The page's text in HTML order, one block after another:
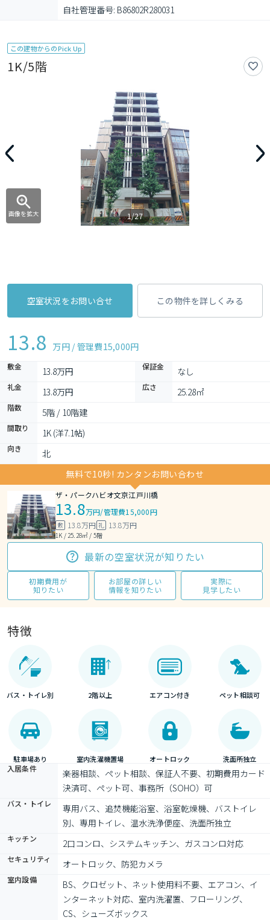
自社管理番号: B86802R280031
この建物からのPick Up
1K/5階
画像を拡大 1/27
空室状況をお問い合せ この物件を詳しくみる
13.8 万円 / 管理費15,000円
敷金 13.8万円 保証金 なし
礼金 13.8万円 広さ 25.28㎡
階数 5階 / 10階建
間取り 1K (洋7.1帖)
向き
北
無料で10秒! カンタンお問い合わせ
ザ・パークハビオ文京江戸川橋
13.8万円/管理費15,000円
敷 13.8万円 礼 13.8万円
1K / 25.28㎡ / 5階
最新の空室状況が知りたい
初期費用が
知りたい
お部屋の詳しい
情報を知りたい
実際に
見学したい
特徴
バス・トイレ別 2階以上 エアコン付き ペット相談可
駐車場あり 室内洗濯機置場 オートロック 洗面所独立
入居条件
楽器相談、ペット相談、保証人不要、初期費用カード
決済可、ペット可、事務所（SOHO）可
バス・トイレ
専用バス、追焚機能浴室、浴室乾燥機、バストイレ
別、専用トイレ、温水洗浄便座、洗面所独立
キッチン 2口コンロ、システムキッチン、ガスコンロ対応
セキュリティ オートロック、防犯カメラ
室内設備
BS、クロゼット、ネット使用料不要、エアコン、イ
ンターネット対応、室内洗濯置、フローリング、
CS、シューズボックス